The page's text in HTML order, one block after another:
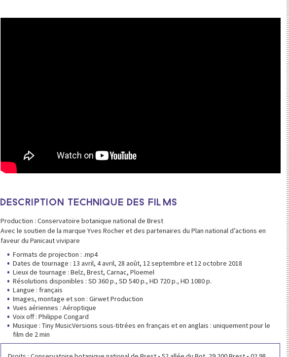
DESCRIPTION TECHNIQUE DES FILMS
Production : Conservatoire botanique national de Brest
Avec le soutien de la marque Yves Rocher et des partenaires du Plan national d’actions en
faveur du Panicaut vivipare
Formats de projection : .mp4
Dates de tournage : 13 avril, 4 avril, 28 août, 12 septembre et 12 octobre 2018
Lieux de tournage : Belz, Brest, Carnac, Ploemel
Résolutions disponibles : SD 360 p., SD 540 p., HD 720 p., HD 1080 p.
Langue : français
Images, montage et son : Girwet Production
Vues aériennes : Aéroptique
Voix off : Philippe Congard
Musique : Tiny MusicVersions sous-titrées en français et en anglais : uniquement pour le
film de 2 min